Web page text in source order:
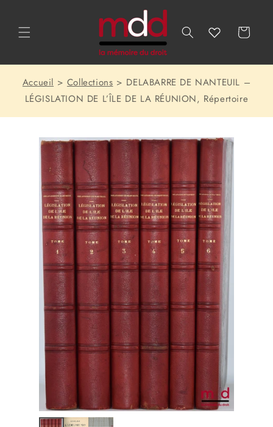
au
contenu
Panier
Accueil Collections
DELABARRE DE NANTEUIL –
LÉGISLATION DE L’ÎLE DE LA RÉUNION, Répertoire